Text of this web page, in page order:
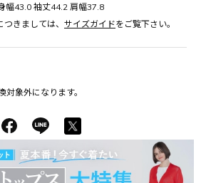
幅43.0 袖丈44.2 肩幅37.8
きましては、 サイズガイドをご覧下さい。
象外になります。